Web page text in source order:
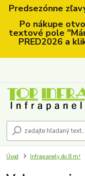
Predsezónne
Po nákupe
textové pole
PRED2026 a
Úvod Infrapanely do 8 m²